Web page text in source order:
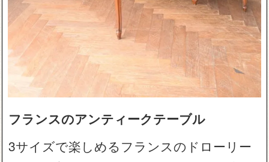
フランスのアンティークテーブル
3サイズで楽しめるフランスのドローリー